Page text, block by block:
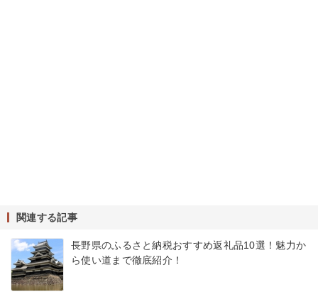
関連する記事
長野県のふるさと納税おすすめ返礼品10選！魅力か
ら使い道まで徹底紹介！